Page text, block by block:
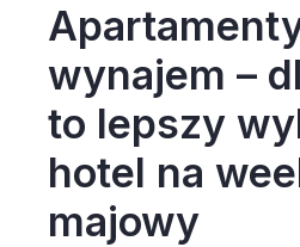
wynajem –
to lepszy
hotel na
majowy